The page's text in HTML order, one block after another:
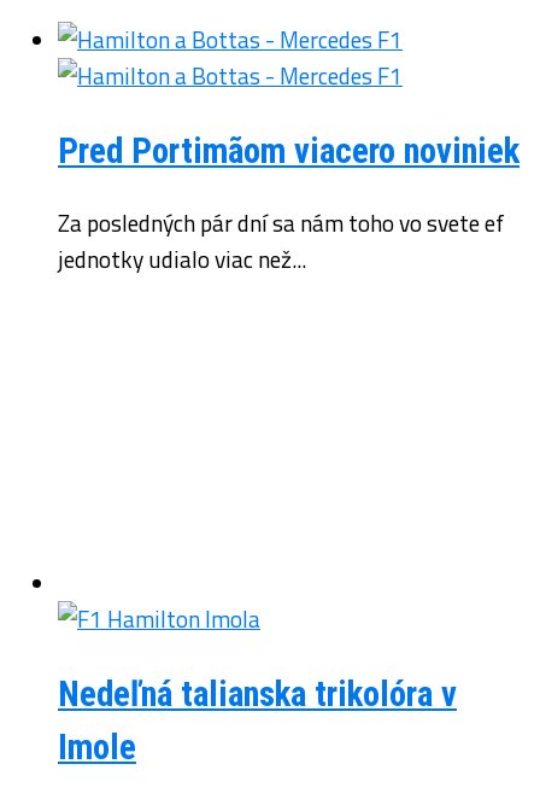
Pred Portimãom viacero noviniek
Za posledných pár dní sa nám toho vo svete ef
jednotky udialo viac než...
Nedeľná talianska trikolóra v
Imole